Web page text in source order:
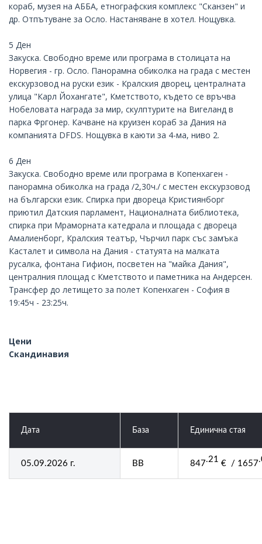
кораб, музея на АББА, етнографския комплекс "Сканзен" и
др. Отпътуване за Осло. Настаняване в хотел. Нощувка.
5 Ден
Закуска. Свободно време или програма в столицата на
Норвегия - гр. Осло. Панорамна обиколка на града с местен
екскурзовод на руски език - Кралския дворец, централната
улица "Карл Йохангате", Кметството, където се връчва
Нобеловата награда за мир, скулптурите на Вигеланд в
парка Фргонер. Качване на круизен кораб за Дания на
компанията DFDS. Нощувка в каюти за 4-ма, ниво 2.
6 Ден
Закуска. Свободно време или програма в Копенхаген -
панорамна обиколка на града /2,30ч./ с местен екскурзовод
на български език. Спирка при двореца Кристиянборг
приютил Датския парламент, Националната библиотека,
спирка при Mраморната катедрала и площада с двореца
Амалиенборг, Кралския театър, Чърчил парк със замъка
Касталет и символа на Дания - статуята на малката
русалка, фонтана Гифион, посветен на "майка Дания",
централния площад с Кметството и паметника на Андерсен.
Трансфер до летището за полет Копенхаген - София в
19:45ч - 23:25ч.
Цени
Скандинавия
Дата База Единична стая
05.09.2026 г. BB 847.21 € / 1657